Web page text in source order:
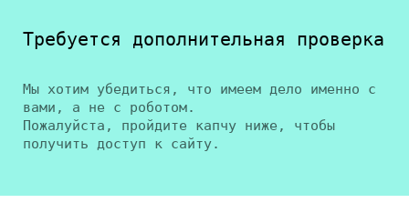
Требуется дополнительная проверка
Мы хотим убедиться, что имеем дело именно с
вами, а не с роботом.
Пожалуйста, пройдите капчу ниже, чтобы
получить доступ к сайту.